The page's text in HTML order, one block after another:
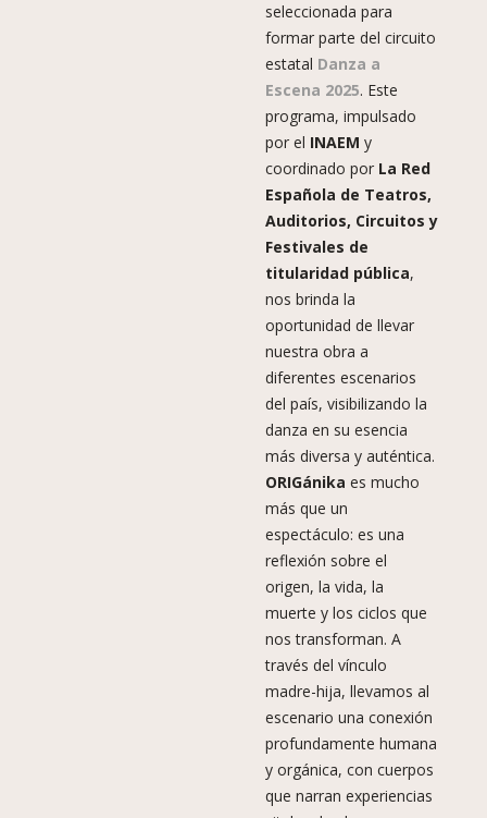
seleccionada para
formar parte del circuito
estatal Danza a
Escena 2025. Este
programa, impulsado
por el INAEM y
coordinado por La Red
Española de Teatros,
Auditorios, Circuitos y
Festivales de
titularidad pública,
nos brinda la
oportunidad de llevar
nuestra obra a
diferentes escenarios
del país, visibilizando la
danza en su esencia
más diversa y auténtica.
ORIGánika es mucho
más que un
espectáculo: es una
reflexión sobre el
origen, la vida, la
muerte y los ciclos que
nos transforman. A
través del vínculo
madre-hija, llevamos al
escenario una conexión
profundamente humana
y orgánica, con cuerpos
que narran experiencias